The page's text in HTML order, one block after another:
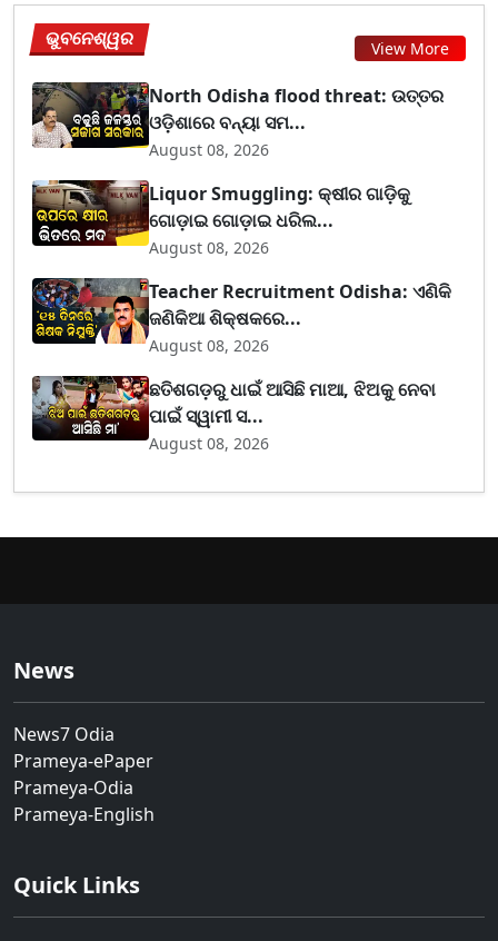
ଭୁବନେଶ୍ୱର View More
North Odisha flood threat: ଉତ୍ତର
ଓଡ଼ିଶାରେ ବନ୍ୟା ସମ...
August 08, 2026
Liquor Smuggling: କ୍ଷୀର ଗାଡ଼ିକୁ
ଗୋଡ଼ାଇ ଗୋଡ଼ାଇ ଧରିଲ...
August 08, 2026
Teacher Recruitment Odisha: ଏଣିକି
ଜଣିକିଆ ଶିକ୍ଷକରେ...
August 08, 2026
ଛତିଶଗଡ଼ରୁ ଧାଇଁ ଆସିଛି ମାଆ, ଝିଅକୁ ନେବା
ପାଇଁ ସ୍ୱାମୀ ସ...
August 08, 2026
News
News7 Odia
Prameya-ePaper
Prameya-Odia
Prameya-English
Quick Links